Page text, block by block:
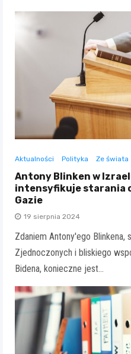
Aktualności Polityka Ze świata
Antony Blinken w
intensyfikuje starania
Gazie
19 sierpnia 2024
Zdaniem Antony'ego Blinkena,
Zjednoczonych i bliskiego
Bidena, konieczne jest…